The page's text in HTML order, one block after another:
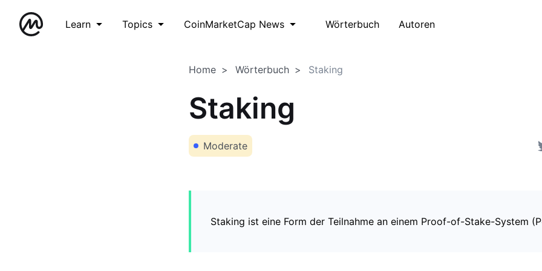
Learn Topics CoinMarketCap News Wörterbuch Autoren
Home Wörterbuch Staking
Staking
Moderate
Staking ist eine Form der Teilnahme an einem Proof-of-Stake-System